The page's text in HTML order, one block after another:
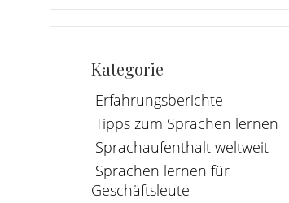
Kategorie
Erfahrungsberichte
Tipps zum Sprachen lernen
Sprachaufenthalt weltweit
Sprachen lernen für
Geschäftsleute